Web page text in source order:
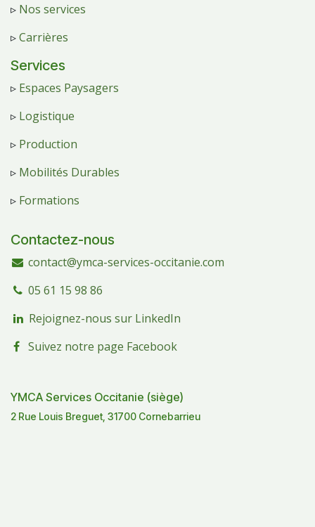
▹ Nos services
▹Carrières
Services
▹ Espaces Paysagers
▹ Logistique
▹ Production
▹ Mobilités Durables
▹ Formations
Contactez-nous
contact@ymca-services-occitanie.com
05 61 15 98 86
Rejoignez-nous sur LinkedIn
Suivez notre page Facebook
YMCA Services Occitanie (siège)
2 Rue Louis Breguet, 31700 Cornebarrieu